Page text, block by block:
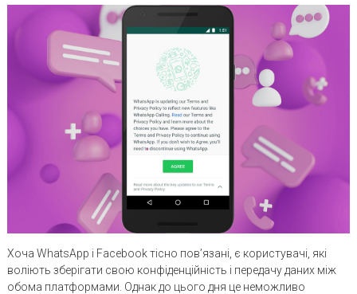
Хоча WhatsApp і Facebook тісно пов’язані, є користувачі, які
воліють зберігати свою конфіденційність і передачу даних між
обома платформами. Однак до цього дня це неможливо